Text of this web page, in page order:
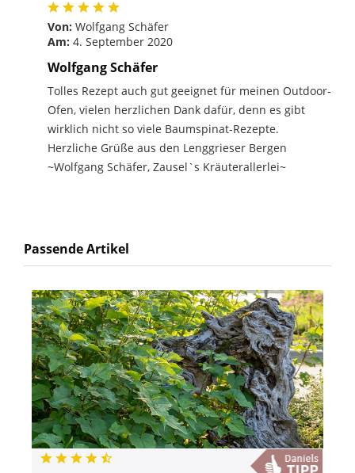
Von: Wolfgang Schäfer
Am: 4. September 2020
Wolfgang Schäfer
Tolles Rezept auch gut geeignet für meinen Outdoor-
Ofen, vielen herzlichen Dank dafür, denn es gibt
wirklich nicht so viele Baumspinat-Rezepte.
Herzliche Grüße aus den Lenggrieser Bergen
~Wolfgang Schäfer, Zausel`s Kräuterallerlei~
Passende Artikel